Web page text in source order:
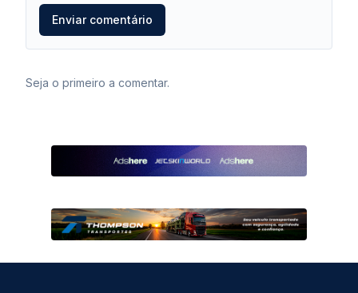
Enviar comentário
Seja o primeiro a comentar.